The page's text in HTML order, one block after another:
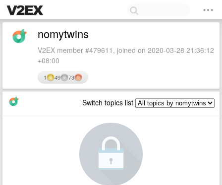
nomytwins
V2EX member #479611, joined on 2020-03-28 21:36:12
+08:00
1 49 73
Switch topics list